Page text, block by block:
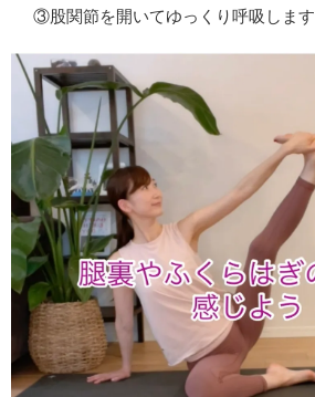
③股関節を開いてゆっくり呼吸します